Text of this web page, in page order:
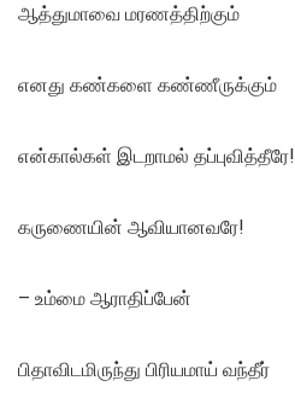
ஆத்துமாவை மரணத்திற்கும்
எனது கண்களை கண்ணீருக்கும்
என்கால்கள் இடறாமல் தப்புவித்தீரே!
கருணையின் ஆவியானவரே!
– உம்மை ஆராதிப்பேன்
பிதாவிடமிருந்து பிரியமாய் வந்தீர்